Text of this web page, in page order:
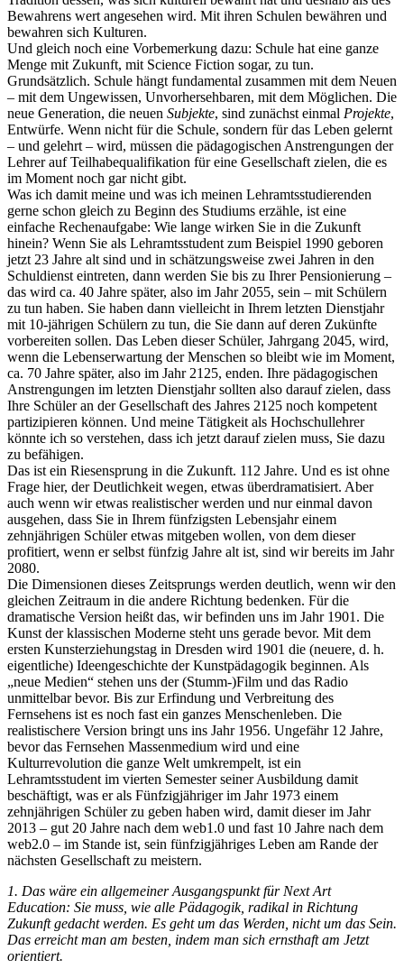
Bewahrens wert angesehen wird. Mit ihren Schulen bewähren und
bewahren sich Kulturen.
Und gleich noch eine Vorbemerkung dazu: Schule hat eine ganze
Menge mit Zukunft, mit Science Fiction sogar, zu tun.
Grundsätzlich. Schule hängt fundamental zusammen mit dem Neuen
– mit dem Ungewissen, Unvorhersehbaren, mit dem Möglichen. Die
neue Generation, die neuen Subjekte, sind zunächst einmal Projekte,
Entwürfe. Wenn nicht für die Schule, sondern für das Leben gelernt
– und gelehrt – wird, müssen die pädagogischen Anstrengungen der
Lehrer auf Teilhabequalifikation für eine Gesellschaft zielen, die es
im Moment noch gar nicht gibt.
Was ich damit meine und was ich meinen Lehramtsstudierenden
gerne schon gleich zu Beginn des Studiums erzähle, ist eine
einfache Rechenaufgabe: Wie lange wirken Sie in die Zukunft
hinein? Wenn Sie als Lehramtsstudent zum Beispiel 1990 geboren
jetzt 23 Jahre alt sind und in schätzungsweise zwei Jahren in den
Schuldienst eintreten, dann werden Sie bis zu Ihrer Pensionierung –
das wird ca. 40 Jahre später, also im Jahr 2055, sein – mit Schülern
zu tun haben. Sie haben dann vielleicht in Ihrem letzten Dienstjahr
mit 10-jährigen Schülern zu tun, die Sie dann auf deren Zukünfte
vorbereiten sollen. Das Leben dieser Schüler, Jahrgang 2045, wird,
wenn die Lebenserwartung der Menschen so bleibt wie im Moment,
ca. 70 Jahre später, also im Jahr 2125, enden. Ihre pädagogischen
Anstrengungen im letzten Dienstjahr sollten also darauf zielen, dass
Ihre Schüler an der Gesellschaft des Jahres 2125 noch kompetent
partizipieren können. Und meine Tätigkeit als Hochschullehrer
könnte ich so verstehen, dass ich jetzt darauf zielen muss, Sie dazu
zu befähigen.
Das ist ein Riesensprung in die Zukunft. 112 Jahre. Und es ist ohne
Frage hier, der Deutlichkeit wegen, etwas überdramatisiert. Aber
auch wenn wir etwas realistischer werden und nur einmal davon
ausgehen, dass Sie in Ihrem fünfzigsten Lebensjahr einem
zehnjährigen Schüler etwas mitgeben wollen, von dem dieser
profitiert, wenn er selbst fünfzig Jahre alt ist, sind wir bereits im Jahr
2080.
Die Dimensionen dieses Zeitsprungs werden deutlich, wenn wir den
gleichen Zeitraum in die andere Richtung bedenken. Für die
dramatische Version heißt das, wir befinden uns im Jahr 1901. Die
Kunst der klassischen Moderne steht uns gerade bevor. Mit dem
ersten Kunsterziehungstag in Dresden wird 1901 die (neuere, d. h.
eigentliche) Ideengeschichte der Kunstpädagogik beginnen. Als
„neue Medien“ stehen uns der (Stumm-)Film und das Radio
unmittelbar bevor. Bis zur Erfindung und Verbreitung des
Fernsehens ist es noch fast ein ganzes Menschenleben. Die
realistischere Version bringt uns ins Jahr 1956. Ungefähr 12 Jahre,
bevor das Fernsehen Massenmedium wird und eine
Kulturrevolution die ganze Welt umkrempelt, ist ein
Lehramtsstudent im vierten Semester seiner Ausbildung damit
beschäftigt, was er als Fünfzigjähriger im Jahr 1973 einem
zehnjährigen Schüler zu geben haben wird, damit dieser im Jahr
2013 – gut 20 Jahre nach dem web1.0 und fast 10 Jahre nach dem
web2.0 – im Stande ist, sein fünfzigjähriges Leben am Rande der
nächsten Gesellschaft zu meistern.
1. Das wäre ein allgemeiner Ausgangspunkt für Next Art
Education: Sie muss, wie alle Pädagogik, radikal in Richtung
Zukunft gedacht werden. Es geht um das Werden, nicht um das Sein.
Das erreicht man am besten, indem man sich ernsthaft am Jetzt
orientiert.